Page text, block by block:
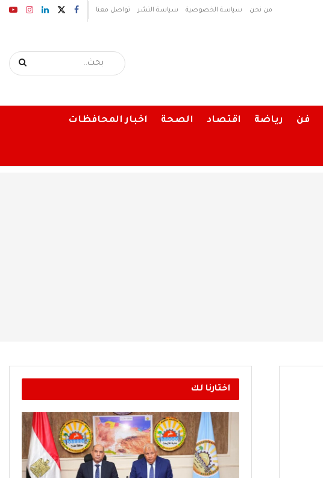
من نحن سياسة الخصوصية سياسة النشر تواصل معنا
فن رياضة اقتصاد الصحة اخبار المحافظات
اختارنا لك